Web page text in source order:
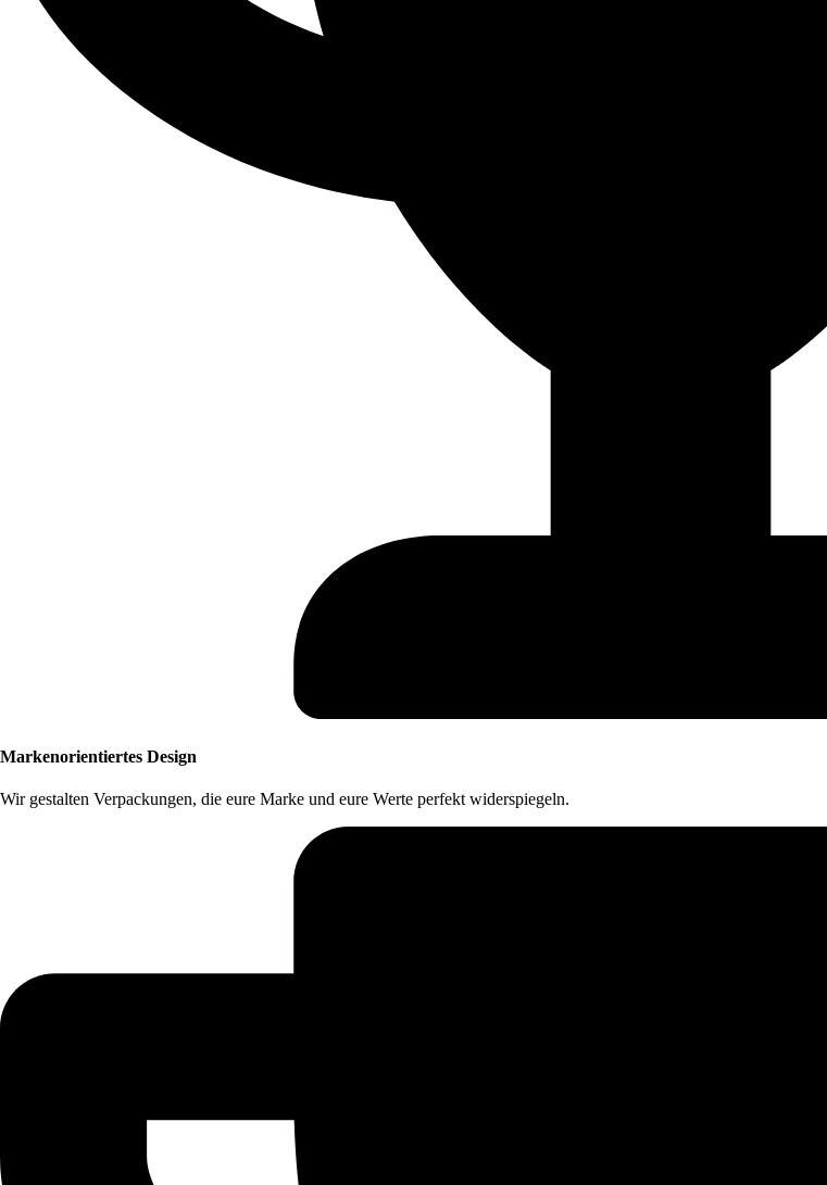
Markenorientiertes Design
Wir gestalten Verpackungen, die eure Marke und eure Werte perfekt widerspiegeln.